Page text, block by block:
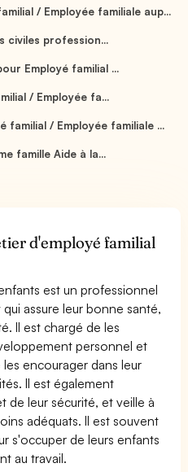
/ Employée familiale aup...
civiles profession...
Employé familial ...
/ Employée fa...
familial / Employée familiale ...
famille Aide à la...
d'employé familial
est un professionnel
assure leur bonne santé,
Il est chargé de les
personnel et
encourager dans leur
Il est également
de leur sécurité, et veille à
adéquats. Il est souvent
s'occuper de leurs enfants
au travail.